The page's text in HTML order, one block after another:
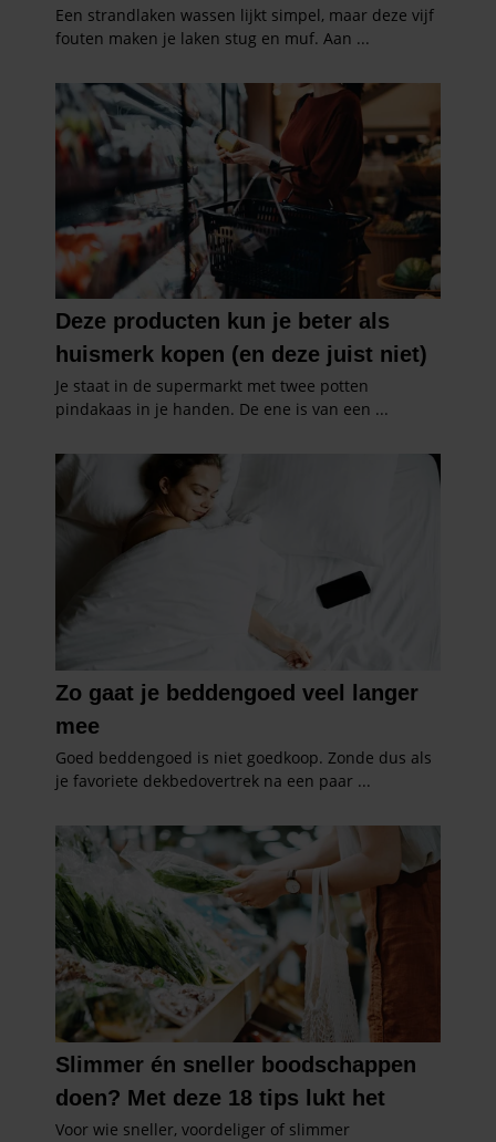
informatie over uw gebruik van onze site met onze
partners voor social media, adverteren en analyse. Deze
informatie die u aan ze heeft verstrekt of die ze hebben
verzameld op basis van uw gebruik van hun services. U
gaat akkoord met onze cookies als u onze website blijft